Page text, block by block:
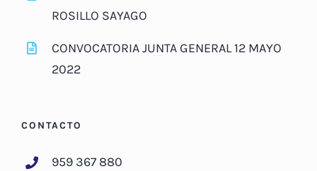
ROSILLO SAYAGO
CONVOCATORIA JUNTA GENERAL 12 MAYO
2022
CONTACTO
959 367 880